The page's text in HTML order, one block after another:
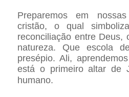
Preparemos em
cristão, o qual
reconciliação entre
natureza. Que escola
presépio. Ali,
está o primeiro altar de
humano.